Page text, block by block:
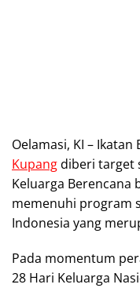
Oelamasi, KI –
Kupangdiberi target
Keluarga
memenuhi program
Indonesia yang
Pada momentum
28 Hari Keluarga